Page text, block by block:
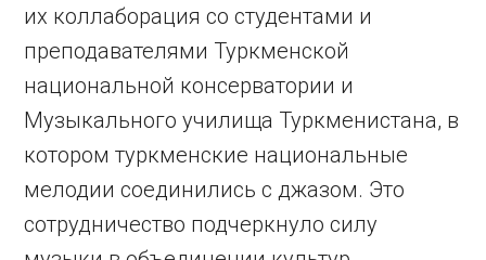
их коллаборация со студентами и
преподавателями Туркменской
национальной консерватории и
Музыкального училища Туркменистана, в
котором туркменские национальные
мелодии соединились с джазом. Это
сотрудничество подчеркнуло силу